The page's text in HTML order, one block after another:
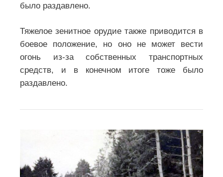
было раздавлено.
Тяжелое зенитное орудие также приводится в
боевое положение, но оно не может вести
огонь из-за собственных транспортных
средств, и в конечном итоге тоже было
раздавлено.